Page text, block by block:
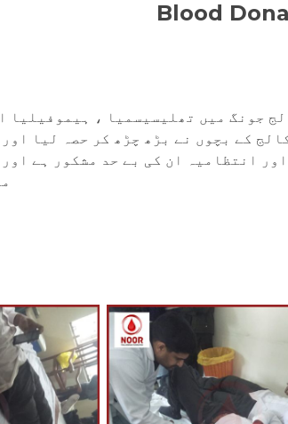
Blood
جونگ میں تھلیسیسمیا ، ہیموفیلیا
کے بچوں نے بڑھ چڑھ کر حصہ لیا
انتظامیہ ان کی بے حد مشکور ہے